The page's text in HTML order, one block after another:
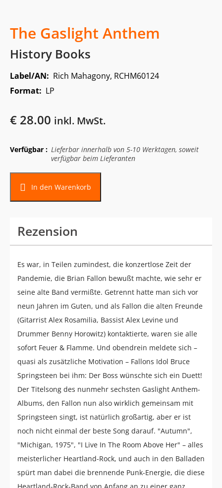
The Gaslight Anthem
History Books
Label/AN: Rich Mahagony, RCHM60124
Format: LP
€ 28.00 inkl. MwSt.
Verfügbar : Lieferbar innerhalb von 5-10 Werktagen, soweit
verfügbar beim Lieferanten
In den Warenkorb
Rezension
Es war, in Teilen zumindest, die konzertlose Zeit der
Pandemie, die Brian Fallon bewußt machte, wie sehr er
seine alte Band vermißte. Getrennt hatte man sich vor
neun Jahren im Guten, und als Fallon die alten Freunde
(Gitarrist Alex Rosamilia, Bassist Alex Levine und
Drummer Benny Horowitz) kontaktierte, waren sie alle
sofort Feuer & Flamme. Und obendrein meldete sich –
quasi als zusätzliche Motivation – Fallons Idol Bruce
Springsteen bei ihm: Der Boss wünschte sich ein Duett!
Der Titelsong des nunmehr sechsten Gaslight Anthem-
Albums, den Fallon nun also wirklich gemeinsam mit
Springsteen singt, ist natürlich großartig, aber er ist
noch nicht einmal der beste Song darauf. "Autumn",
"Michigan, 1975", "I Live In The Room Above Her" – alles
meisterlicher Heartland-Rock, und auch in den Balladen
spürt man dabei die brennende Punk-Energie, die diese